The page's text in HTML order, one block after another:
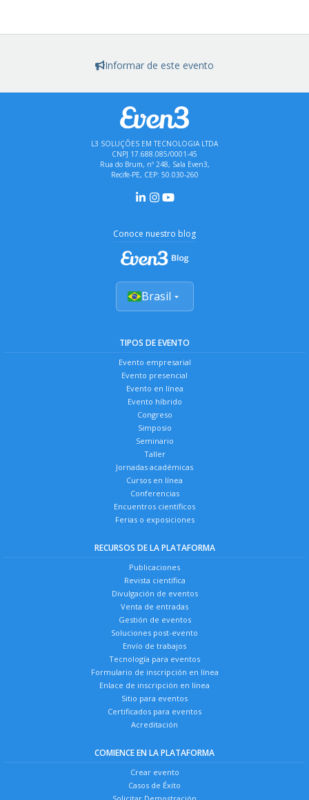
Informar de este evento
L3 SOLUÇÕES EM TECNOLOGIA LTDA
CNPJ 17.688.085/0001-45
Rua do Brum, nº 248, Sala Even3,
Recife-PE, CEP: 50.030-260
Conoce nuestro blog
Brasil
TIPOS DE EVENTO
Evento empresarial
Evento presencial
Evento en línea
Evento híbrido
Congreso
Simposio
Seminario
Taller
Jornadas académicas
Cursos en línea
Conferencias
Encuentros científicos
Ferias o exposiciones
RECURSOS DE LA PLATAFORMA
Publicaciones
Revista científica
Divulgación de eventos
Venta de entradas
Gestión de eventos
Soluciones post-evento
Envío de trabajos
Tecnología para eventos
Formulario de inscripción en línea
Enlace de inscripción en línea
Sitio para eventos
Certificados para eventos
Acreditación
COMIENCE EN LA PLATAFORMA
Crear evento
Casos de Éxito